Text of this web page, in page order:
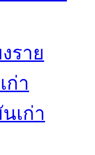
ราย
ก่า
เก่า